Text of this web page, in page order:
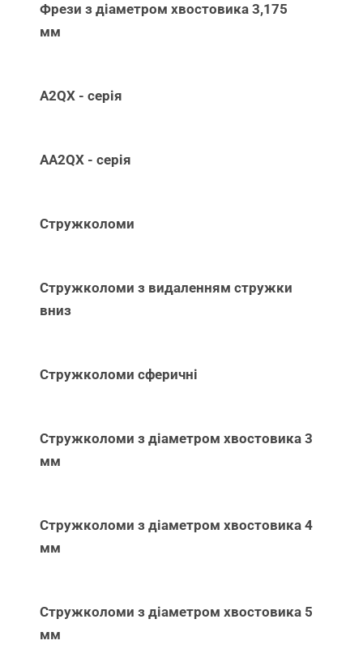
Фрези з діаметром хвостовика 3,175
мм
A2QX - серія
AA2QX - серія
Стружколоми
Стружколоми з видаленням стружки
вниз
Стружколоми сферичні
Стружколоми з діаметром хвостовика 3
мм
Стружколоми з діаметром хвостовика 4
мм
Стружколоми з діаметром хвостовика 5
мм